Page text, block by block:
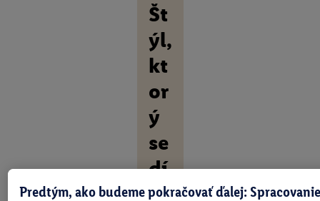
Št
ýl,
kt
or
ý
se
dí
O
Predtým, ako budeme pokračovať ďalej: